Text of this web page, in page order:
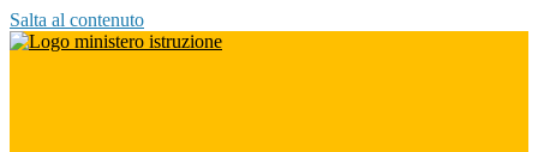
Salta al contenuto